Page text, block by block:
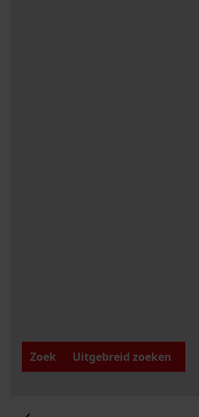
Zoek
Uitgebreid zoeken